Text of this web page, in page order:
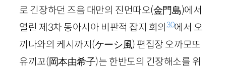
로 긴장하던 즈음 대만의 진먼따오(金門島)에서
열린 제 3차 동아시아 비판적 잡지 회의 30에서 오
끼나와의 케시까지 (ケーシ風) 편집장 오까모또
유끼꼬(岡本由希子)는 한반도의 긴장해소를 위